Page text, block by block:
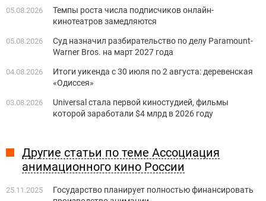
05.08.2026
Темпы роста числа подписчиков онлайн-
кинотеатров замедляются
05.08.2026
Суд назначил разбирательство по делу Paramount-
Warner Bros. на март 2027 года
04.08.2026
Итоги уикенда с 30 июля по 2 августа: деревенская
«Одиссея»
03.08.2026
Universal стала первой киностудией, фильмы
которой заработали $4 млрд в 2026 году
Другие статьи по теме Ассоциация
анимационного кино России
25.11.2025
Государство планирует полностью финансировать